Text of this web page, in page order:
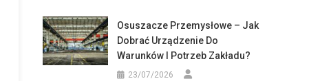
Osuszacze Przemysłowe – Jak
Dobrać Urządzenie Do
Warunków I Potrzeb Zakładu?
23/07/2026